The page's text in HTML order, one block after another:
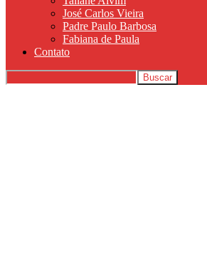
José Carlos Vieira
Padre Paulo Barbosa
Fabiana de Paula
Contato